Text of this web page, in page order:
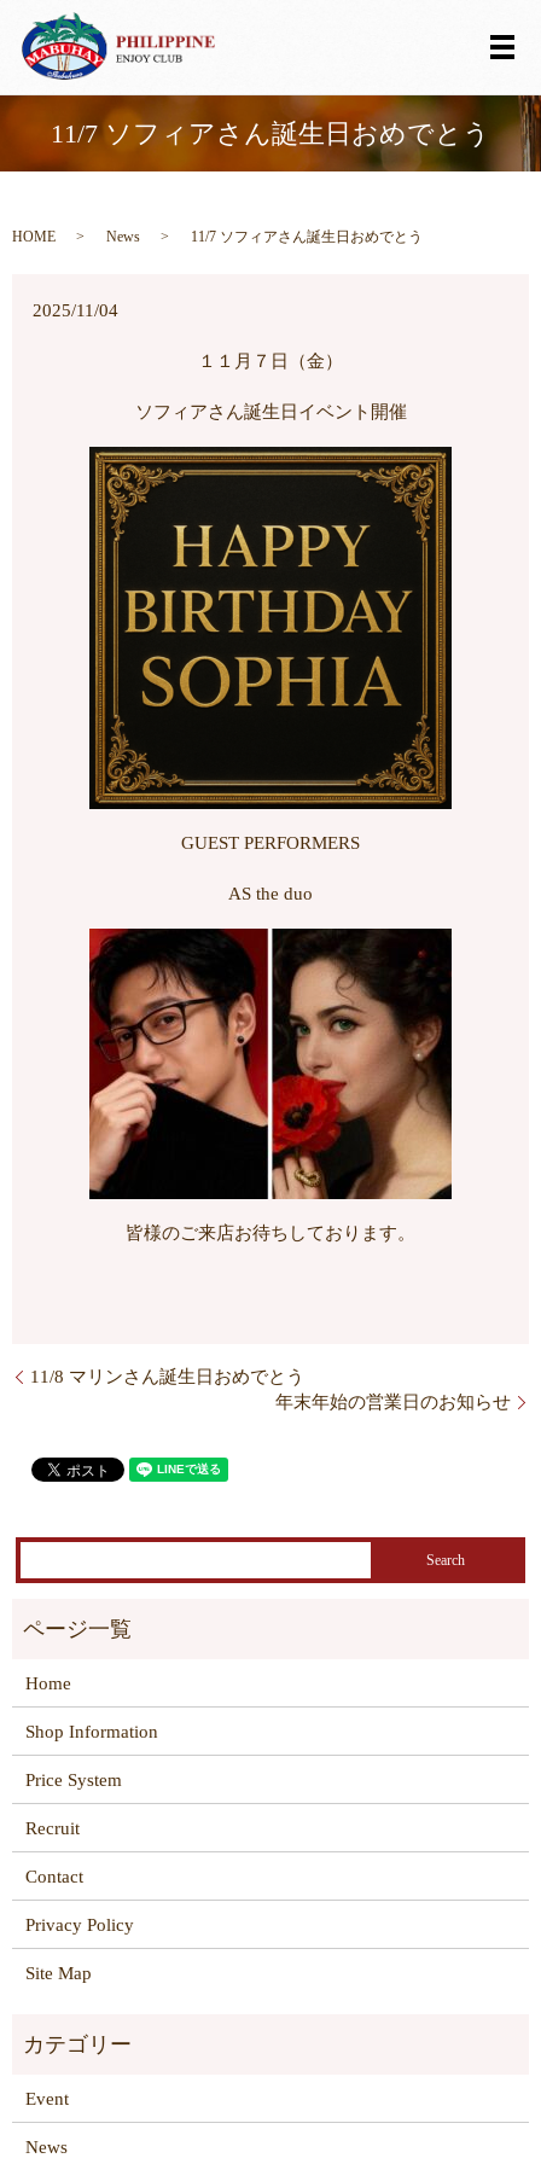
メ
11/7 ソフィアさん誕生日おめでとう
HOME News 11/7 ソフィアさん誕生日おめでとう
2025/11/04
１１月７日（金）
ソフィアさん誕生日イベント開催
GUEST PERFORMERS
AS the duo
皆様のご来店お待ちしております。
11/8 マリンさん誕生日おめでとう
年末年始の営業日のお知らせ
Home
Shop Information
Price System
Recruit
Contact
Privacy Policy
Site Map
Event
News